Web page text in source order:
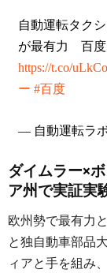
自動運転タク
が最有力 百度
https://t.co/
ー #百度
— 自動運転ラボ
ダイムラー×
ア州で実証実
欧州勢で最有力
と独自動車部品
ィアと手を組み